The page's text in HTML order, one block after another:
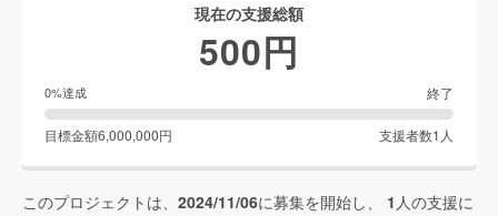
現在の支援総額
500円
0%達成 終了
目標金額6,000,000円 支援者数1 人
このプロジェクトは、 2024/11/06に募集を開始し、 1 人の支援に